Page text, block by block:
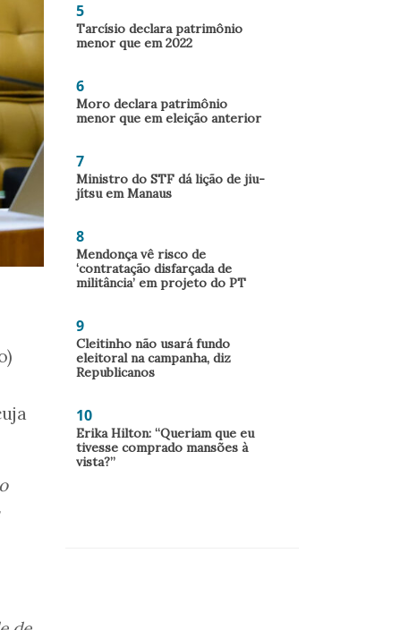
5
Tarcísio declara patrimônio
menor que em 2022
6
Moro declara patrimônio
menor que em eleição anterior
7
Ministro do STF dá lição de jiu-
jítsu em Manaus
8
Mendonça vê risco de
‘contratação disfarçada de
militância’ em projeto do PT
9
Cleitinho não usará fundo
eleitoral na campanha, diz
Republicanos
10
Erika Hilton: “Queriam que eu
tivesse comprado mansões à
vista?”